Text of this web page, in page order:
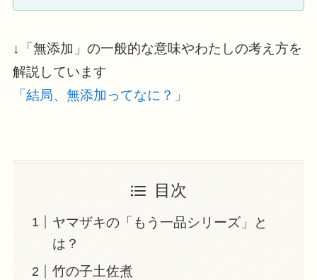
↓「無添加」の一般的な意味やわたしの考え方を
解説しています
「結局、無添加ってなに？」
目次
ヤマザキの「もう一品シリーズ」と
は？
竹の子土佐煮